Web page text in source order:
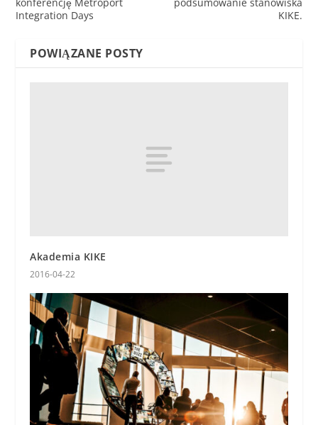
Integration Days
KIKE.
POWIĄZANE POSTY
Akademia KIKE
2016-04-22